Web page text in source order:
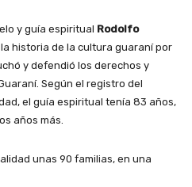
y guía espiritual Rodolfo
historia de la cultura guaraní por
y defendió los derechos y
Según el registro del
el guía espiritual tenía 83 años,
años más.
unas 90 familias, en una